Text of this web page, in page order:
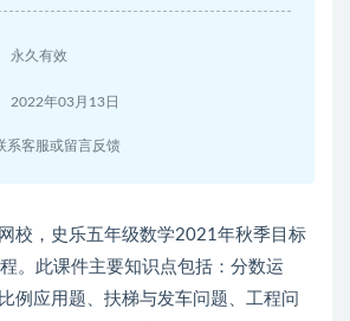
永久有效
2022年03月13日
系客服或留言反馈
校，史乐五年级数学2021年秋季目标
。此课件主要知识点包括：分数运
例应用题、扶梯与发车问题、工程问